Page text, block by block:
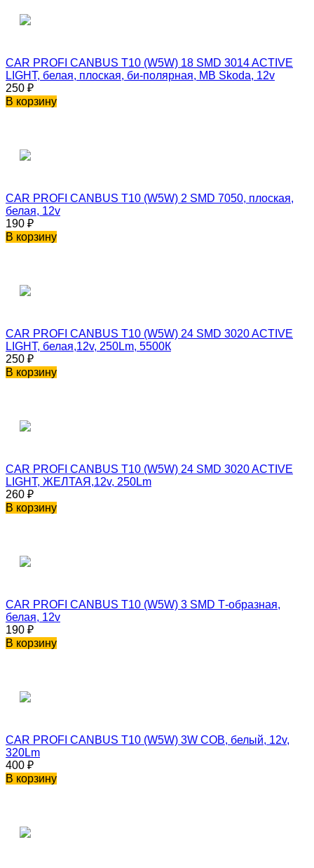
CAR PROFI CANBUS T10 (W5W) 18 SMD 3014 ACTIVE
LIGHT, белая, плоская, би-полярная, MB Skoda, 12v
250 ₽
В корзину
CAR PROFI CANBUS T10 (W5W) 2 SMD 7050, плоская,
белая, 12v
190 ₽
В корзину
CAR PROFI CANBUS T10 (W5W) 24 SMD 3020 ACTIVE
LIGHT, белая,12v, 250Lm, 5500К
250 ₽
В корзину
CAR PROFI CANBUS T10 (W5W) 24 SMD 3020 ACTIVE
LIGHT, ЖЕЛТАЯ,12v, 250Lm
260 ₽
В корзину
CAR PROFI CANBUS T10 (W5W) 3 SMD Т-образная,
белая, 12v
190 ₽
В корзину
CAR PROFI CANBUS T10 (W5W) 3W COB, белый, 12v,
320Lm
400 ₽
В корзину